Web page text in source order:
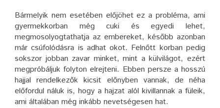
Bármelyik nem esetében előjöhet ez a probléma, ami
gyermekkorban még cuki és egyedi lehet,
megmosolyogtathatja az embereket, később azonban
már csúfolódásra is adhat okot. Felnőtt korban pedig
sokszor jobban zavar minket, mint a külvilágot, ezért
megpróbáljuk folyton elrejteni. Ebben persze a hosszú
hajjal rendelkezők kicsit előnyben vannak, de néha
előfordul náluk is, hogy a hajzat alól kivillannak a füleik,
ami általában még inkább nevetségesen hat.